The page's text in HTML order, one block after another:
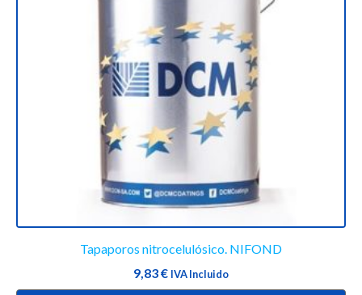
Tapaporos nitrocelulósico. NIFOND
9,83€ IVA Incluido